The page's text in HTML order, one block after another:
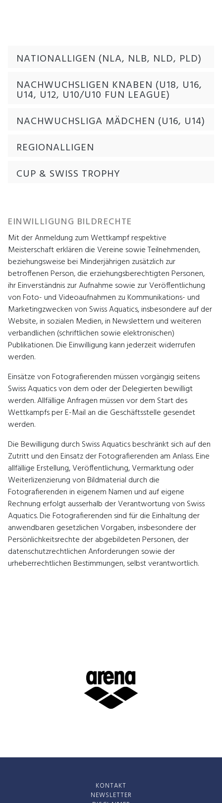
NATIONALLIGEN (NLA, NLB, NLD, PLD)
NACHWUCHSLIGEN KNABEN (U18, U16,
U14, U12, U10/U10 FUN LEAGUE)
NACHWUCHSLIGA MÄDCHEN (U16, U14)
REGIONALLIGEN
CUP & SWISS TROPHY
EINWILLIGUNG BILDRECHTE
Mit der Anmeldung zum Wettkampf respektive
Meisterschaft erklären die Vereine sowie Teilnehmenden,
beziehungsweise bei Minderjährigen zusätzlich zur
betroffenen Person, die erziehungsberechtigten Personen,
ihr Einverständnis zur Aufnahme sowie zur Veröffentlichung
von Foto- und Videoaufnahmen zu Kommunikations- und
Marketingzwecken von Swiss Aquatics, insbesondere auf der
Website, in sozialen Medien, in Newslettern und weiteren
verbandlichen (schriftlichen sowie elektronischen)
Publikationen. Die Einwilligung kann jederzeit widerrufen
werden.
Einsätze von Fotografierenden müssen vorgängig seitens
Swiss Aquatics von dem oder der Delegierten bewilligt
werden. Allfällige Anfragen müssen vor dem Start des
Wettkampfs per E-Mail an die Geschäftsstelle gesendet
werden.
Die Bewilligung durch Swiss Aquatics beschränkt sich auf den
Zutritt und den Einsatz der Fotografierenden am Anlass. Eine
allfällige Erstellung, Veröffentlichung, Vermarktung oder
Weiterlizenzierung von Bildmaterial durch die
Fotografierenden in eigenem Namen und auf eigene
Rechnung erfolgt ausserhalb der Verantwortung von Swiss
Aquatics. Die Fotografierenden sind für die Einhaltung der
anwendbaren gesetzlichen Vorgaben, insbesondere der
Persönlichkeitsrechte der abgebildeten Personen, der
datenschutzrechtlichen Anforderungen sowie der
urheberrechtlichen Bestimmungen, selbst verantwortlich.
KONTAKT
NEWSLETTER